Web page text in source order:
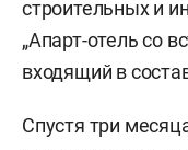
строительных и
„Апарт-отель со
входящий в
Спустя три